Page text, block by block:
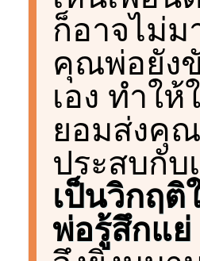
ก็อาจไม่
คุณพ่อยัง
เอง ทำใ
ยอมส่งคุ
ประสบกับ
เป็นวิกฤ
พ่อรู้สึกแย่